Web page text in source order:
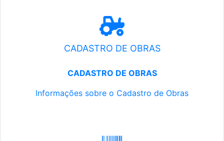
CADASTRO DE OBRAS
CADASTRO DE OBRAS
Informações sobre o Cadastro de Obras